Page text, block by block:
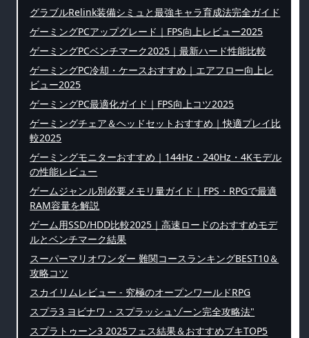
グラブルRelink装備シミュと最強キャラ育成法完全ガイド
ゲーミングPCアップグレード｜FPS向上レビュー2025
ゲーミングPCベンチマーク2025｜最新ハード性能比較
ゲーミングPC冷却・ケースおすすめ｜エアフロー向上レ
ビュー2025
ゲーミングPC最適化ガイド｜FPS向上コツ2025
ゲーミングチェア＆ヘッドセットおすすめ｜快適プレイ比
較2025
ゲーミングモニターおすすめ｜144Hz・240Hz・4Kモデル
の性能レビュー
ゲームジャンル別必要メモリ量ガイド｜FPS・RPGで最適
RAM容量を解説
ゲーム用SSD/HDD比較2025｜高速ロードのおすすめモデ
ルとベンチマーク結果
スーパーマリオワンダー 難関コースランキングBEST10＆
攻略コツ
スカイリムレビュー - 究極のオープンワールドRPG
スプラ3 ヨビナワ・スプラッシュゾーン完全攻略法"
スプラトゥーン3 2025フェス結果＆おすすめブキTOP5